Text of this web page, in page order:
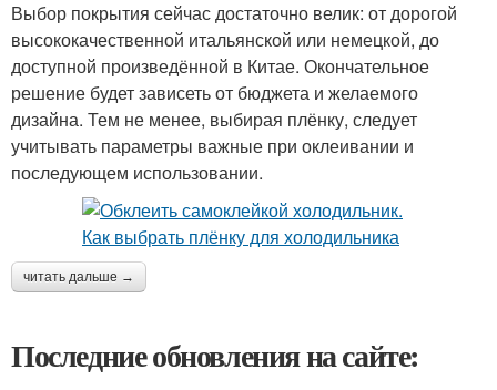
Выбор покрытия сейчас достаточно велик: от дорогой
высококачественной итальянской или немецкой, до
доступной произведённой в Китае. Окончательное
решение будет зависеть от бюджета и желаемого
дизайна. Тем не менее, выбирая плёнку, следует
учитывать параметры важные при оклеивании и
последующем использовании.
читать дальше →
Последние обновления на сайте: